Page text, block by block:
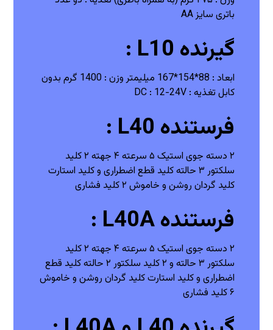
باتری سایز AA
گیرنده L10 :
ابعاد : 88*154*167 میلیمتر
وزن : 1400 گرم بدون
کابل تغذیه : DC : 12-24V
فرستنده L40 :
۲ دسته جوی استیک ۵ سرعته ۴ جهته
۲ کلید
سلکتور ۳ حالته
کلید قطع اضطراری و کلید استارت
کلید گردان روشن و خاموش ۲ کلید فشاری
فرستنده L40A :
۲ دسته جوی استیک ۵ سرعته ۴ جهته
۲ کلید
سلکتور ۳ حالته و ۲ کلید سلکتور ۲ حالته
کلید قطع
اضطراری و کلید استارتکلید گردان روشن و خاموش
۶ کلید فشاری